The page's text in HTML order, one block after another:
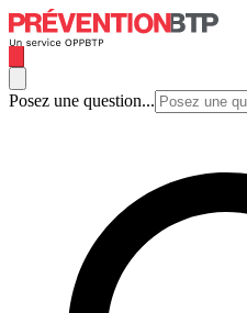
Posez une question...